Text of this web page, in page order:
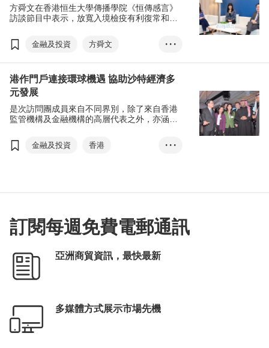
傳統銀行
數碼港
方舜文在香港恒生大學傳播學院《恒傳感言》
訪談節目中表示，放寬入境檢疫有利復常和加
與論壇和展覽。
金融及投資
方舜文
RCEP
一帶一路
進出口貿易
外國直接投資
區域全面經濟夥伴協定
世界經濟展望
金融中心
內循環
• • •
港作門戶連接環球機遇 協助沙特經濟多
元發展
是次訪問團成員來自不同界別，除了來自香港
監管機構及金融機構的高層代表之外，亦涵蓋
商界翹楚。
金融及投資
香港
林建岳
李家超
Khalid Al-Falih
• • •
訂閱每週免費電郵通訊
亞洲商貿資訊，最快最新
多媒體方式展示市場先機